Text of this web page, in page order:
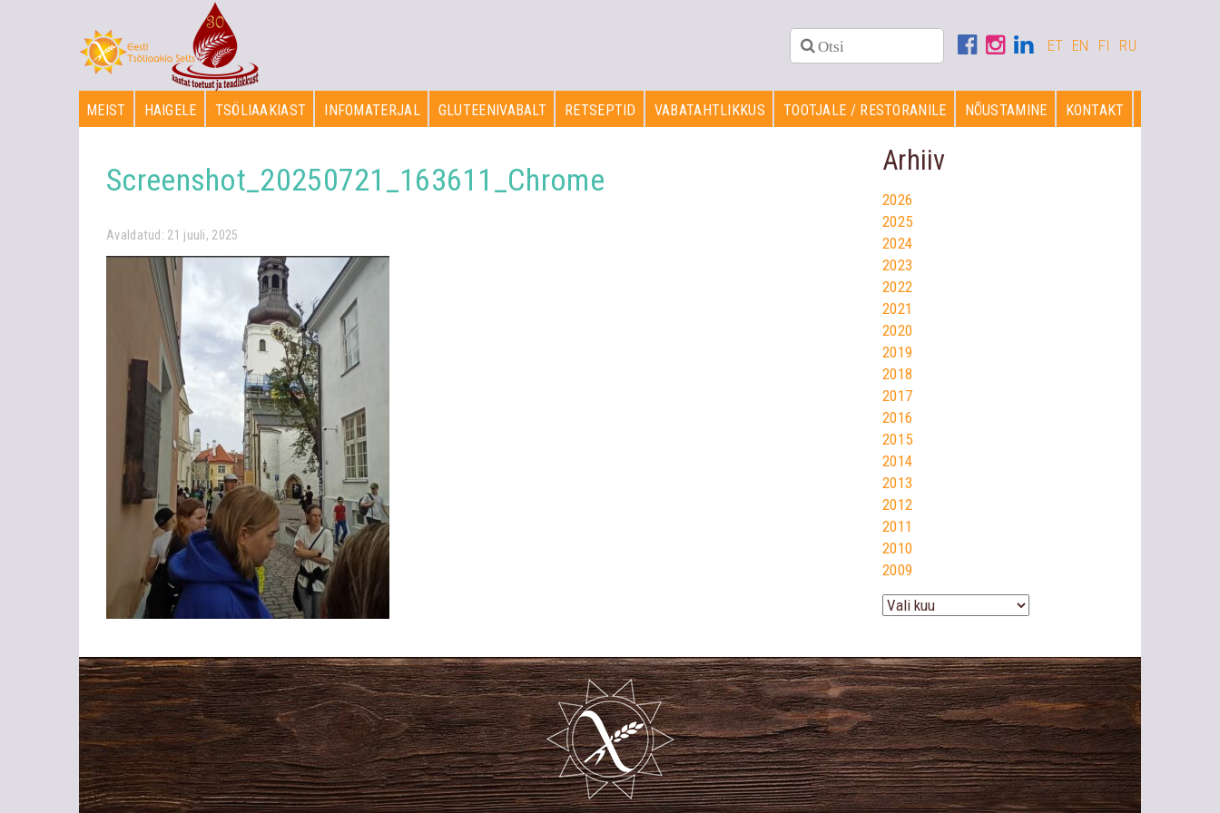
ET EN FI RU
MEIST HAIGELE TSÖLIAAKIAST INFOMATERJAL GLUTEENIVABALT RETSEPTID VABATAHTLIKKUS TOOTJALE / RESTORANILE NÕUSTAMINE KONTAKT
Screenshot_20250721_163611_Chrome
Avaldatud: 21 juuli, 2025
Arhiiv
2026
2025
2024
2023
2022
2021
2020
2019
2018
2017
2016
2015
2014
2013
2012
2011
2010
2009
Arhiiv